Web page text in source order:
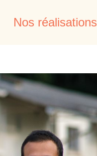
Nos réalisations